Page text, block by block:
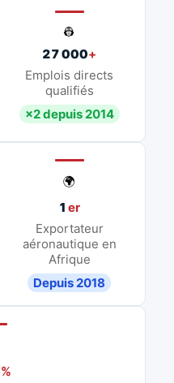
👷
27 000+
Emplois directs
qualifiés
×2 depuis 2014
🌍
1 er
Exportateur
aéronautique en
Afrique
Depuis 2018
%